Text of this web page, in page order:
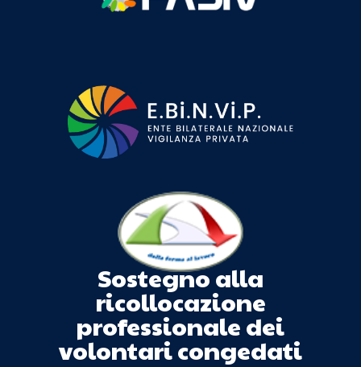
Sostegno alla
ricollocazione
professionale dei
volontari congedati